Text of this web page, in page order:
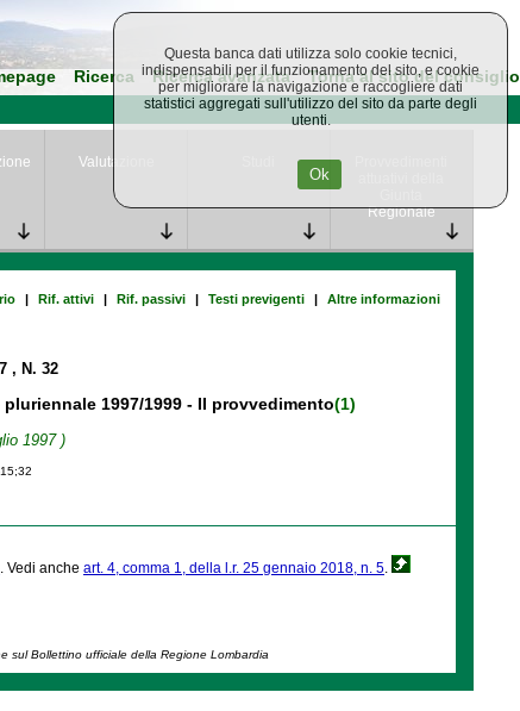
Ricerca Ricerca avanzata Torna al sito del consiglio
Valutazione
Regionale
| Rif. attivi | Rif. passivi | Testi previgenti | Altre informazioni
, N. 32
1997/1999 - II provvedimento(1)
1997 )
. Vedi anche art. 4, comma 1, della l.r. 25 gennaio 2018, n. 5
sul Bollettino ufficiale della Regione Lombardia
Questa banca dati utilizza solo cookie tecnici,
indispensabili per il funzionamento del sito, e cookie
per migliorare la navigazione e raccogliere dati
statistici aggregati sull'utilizzo del sito da parte degli
utenti.
Ok